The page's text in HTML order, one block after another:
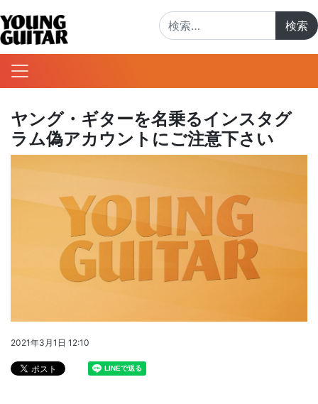
ヤング・ギターを名乗るインスタグ
ラム偽アカウントにご注意下さい
2021年3月1日 12:10